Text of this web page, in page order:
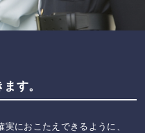
す。
におこたえできるように、